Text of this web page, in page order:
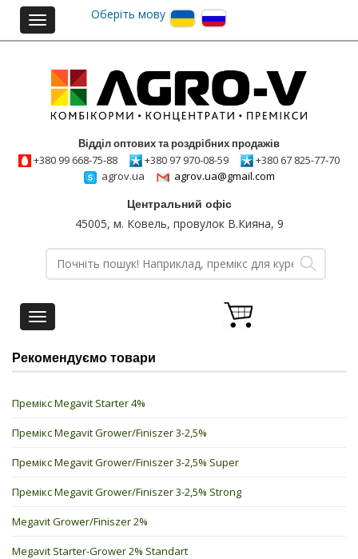
Toggle
navigation
Оберіть мову
Відділ оптових та роздрібних продажів
+380 99 668-75-88
+380 97 970-08-59
+380 67 825-77-70
agrov.ua
agrov.ua@gmail.com
Центральний офіс
45005, м. Ковель, провулок В.Кияна, 9
Toggle
navigation
Рекомендуємо товари
Премікс Megavit Starter 4%
Премікс Megavit Grower/Finiszer 3-2,5%
Премікс Megavit Grower/Finiszer 3-2,5% Super
Премікс Megavit Grower/Finiszer 3-2,5% Strong
Megavit Grower/Finiszer 2%
Megavit Starter-Grower 2% Standart